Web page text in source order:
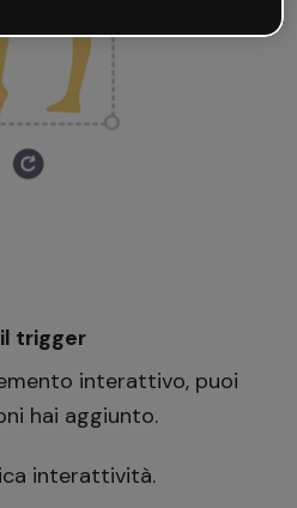
trigger
interattivo, puoi
hai aggiunto.
interattività.